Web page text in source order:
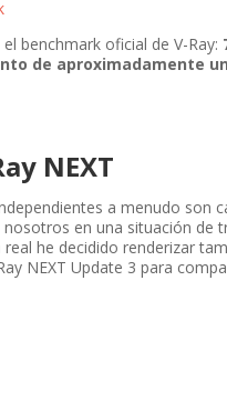
benchmark oficial de V-Ray:
de aproximadamente
NEXT
a menudo son
en una situación de
he decidido renderizar
NEXT Update 3 para